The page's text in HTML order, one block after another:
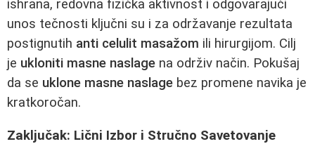
ishrana, redovna fizička aktivnost i odgovarajući
unos tečnosti ključni su i za održavanje rezultata
postignutih anti celulit masažom ili hirurgijom. Cilj
je ukloniti masne naslage na održiv način. Pokušaj
da se uklone masne naslage bez promene navika je
kratkoročan.
Zaključak: Lični Izbor i Stručno Savetovanje